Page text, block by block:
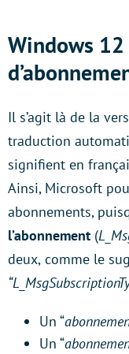
Windows
Il s’agit là de la
traduction
signifient en
Ainsi, Microsoft
abonnements,
l’abonnement (
deux, comme le
Un “
Un “